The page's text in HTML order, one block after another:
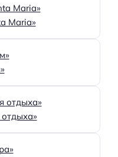
Maria»